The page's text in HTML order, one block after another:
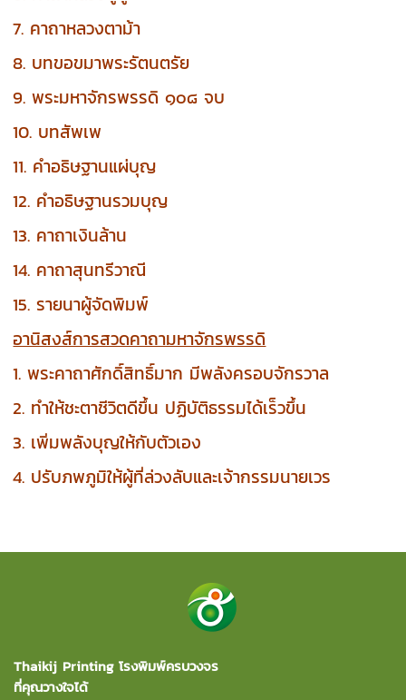
7. คาถาหลวงตาม้า
8. บทขอขมาพระรัตนตรัย
9. พระมหาจักรพรรดิ ๑๐๘ จบ
10. บทสัพเพ
11. คำอธิษฐานแผ่บุญ
12. คำอธิษฐานรวมบุญ
13. คาถาเงินล้าน
14. คาถาสุนทรีวาณี
15. รายนาผู้จัดพิมพ์
อานิสงส์การสวดคาถามหาจักรพรรดิ
1. พระคาถาศักดิ์สิทธิ์มาก มีพลังครอบจักรวาล
2. ทำให้ชะตาชีวิตดีขึ้น ปฏิบัติธรรมได้เร็วขึ้น
3. เพิ่มพลังบุญให้กับตัวเอง
4. ปรับภพภูมิให้ผู้ที่ล่วงลับและเจ้ากรรมนายเวร
Thaikij Printing โรงพิมพ์ครบวงจร
ที่คุณวางใจได้